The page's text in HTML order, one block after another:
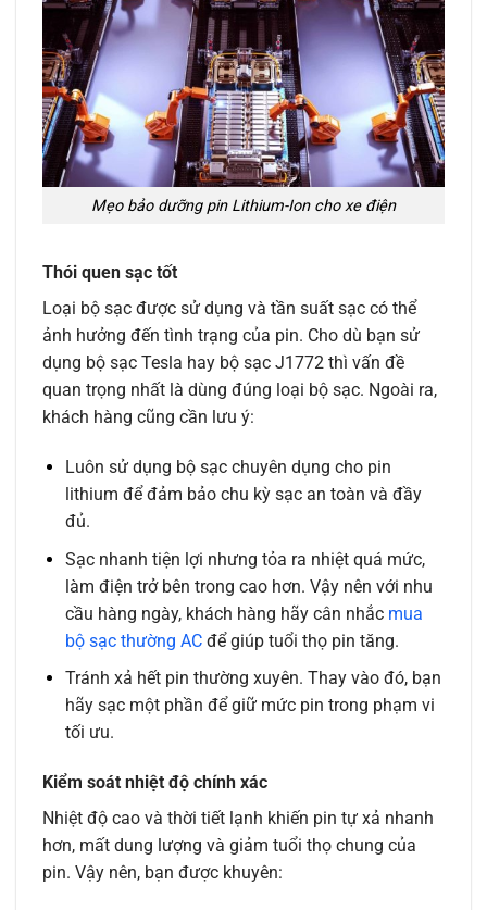
Mẹo bảo dưỡng pin Lithium-Ion cho xe điện
Thói quen sạc tốt
Loại bộ sạc được sử dụng và tần suất sạc có thể
ảnh hưởng đến tình trạng của pin. Cho dù bạn sử
dụng bộ sạc Tesla hay bộ sạc J1772 thì vấn đề
quan trọng nhất là dùng đúng loại bộ sạc. Ngoài ra,
khách hàng cũng cần lưu ý:
Luôn sử dụng bộ sạc chuyên dụng cho pin
lithium để đảm bảo chu kỳ sạc an toàn và đầy
đủ.
Sạc nhanh tiện lợi nhưng tỏa ra nhiệt quá mức,
làm điện trở bên trong cao hơn. Vậy nên với nhu
cầu hàng ngày, khách hàng hãy cân nhắc mua
bộ sạc thường ACđể giúp tuổi thọ pin tăng.
Tránh xả hết pin thường xuyên. Thay vào đó, bạn
hãy sạc một phần để giữ mức pin trong phạm vi
tối ưu.
Kiểm soát nhiệt độ chính xác
Nhiệt độ cao và thời tiết lạnh khiến pin tự xả nhanh
hơn, mất dung lượng và giảm tuổi thọ chung của
pin. Vậy nên, bạn được khuyên: